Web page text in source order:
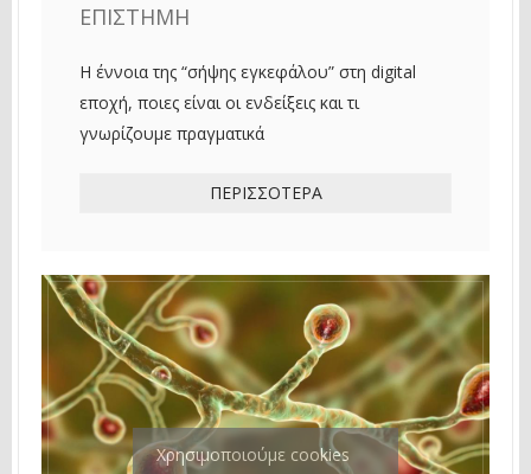
Χρησιμοποιούμε cookies
ΠΙΣΤΉΜΗ
Η έννοια της “σήψης εγκεφάλου” στη digital
εποχή, ποιες είναι οι ενδείξεις και τι
γνωρίζουμε πραγματικά
ΠΕΡΙΣΣΌΤΕΡΑ